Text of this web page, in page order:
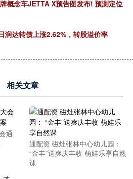
概念车JETTA X预告图发布! 预测定位
润达转债上涨2.62%，转股溢价率
相关文章
通
通配资 磁灶张林中心幼儿园：
“金丰”送爽庆丰收 萌娃乐享自然
课